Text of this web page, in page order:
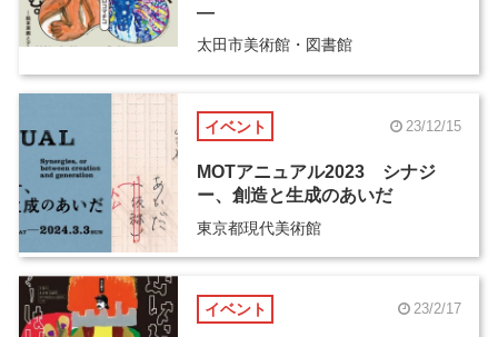
―
太田市美術館・図書館
イベント 23/12/15
MOTアニュアル2023 シナジ
ー、創造と生成のあいだ
東京都現代美術館
イベント 23/2/17